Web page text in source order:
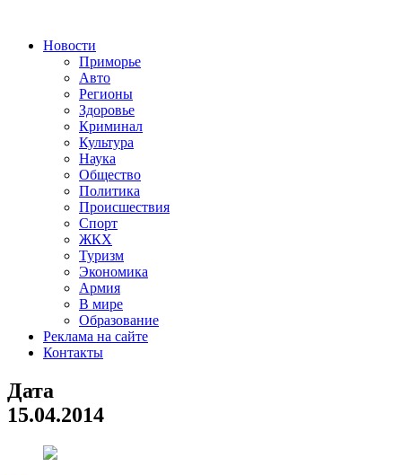
Новости
Приморье
Авто
Регионы
Здоровье
Криминал
Культура
Наука
Общество
Политика
Происшествия
Спорт
ЖКХ
Туризм
Экономика
Армия
В мире
Образование
Реклама на сайте
Контакты
Дата
15.04.2014